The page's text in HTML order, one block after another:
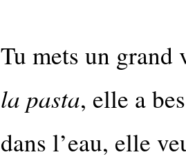
Tu mets un grand
la pasta, elle a
dans l’eau, elle